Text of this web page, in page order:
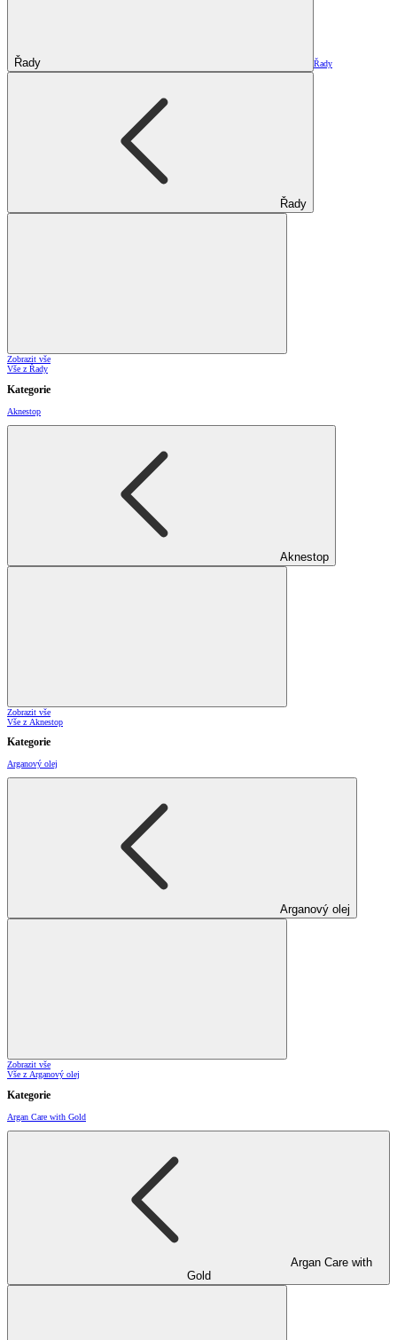
Řady Řady
Řady
Zobrazit vše
Vše z Řady
Kategorie
Aknestop
Aknestop
Zobrazit vše
Vše z Aknestop
Kategorie
Arganový olej
Arganový olej
Zobrazit vše
Vše z Arganový olej
Kategorie
Argan Care with Gold
Argan Care with
Gold